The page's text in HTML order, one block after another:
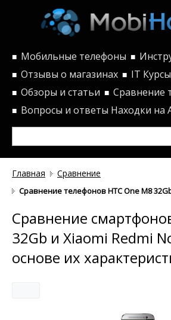
■ Мобильные телефоны ■
■ Отзывы о магазинах ■ IT Курсы
■ Обзоры и статьи ■ Сравнение
■ Вопросы и ответы Находки на
Главная Сравнение
Сравнение телефонов HTC One M8
Сравнение
32Gb и Xiaomi Redmi
основе их